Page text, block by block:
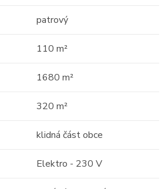
patrový
110 m²
1680 m²
320 m²
klidná část obce
Elektro - 230 V